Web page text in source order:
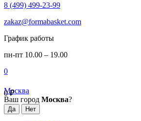
8 (499) 499-23-99
zakaz@formabasket.com
График работы
пн-пт 10.00 – 19.00
0
0₽
Москва
Ваш город Москва?